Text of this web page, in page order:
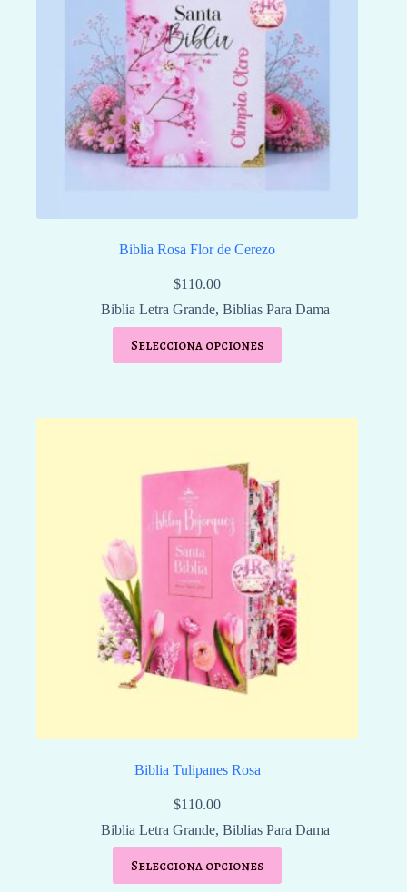
Biblia Rosa Flor de Cerezo
$110.00
Biblia Letra Grande,Biblias Para Dama
Selecciona opciones
Biblia Tulipanes Rosa
$110.00
Biblia Letra Grande,Biblias Para Dama
Selecciona opciones